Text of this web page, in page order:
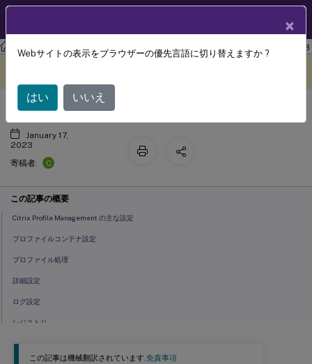
ワークスペース環境管理 Workspace Environment Management 2103
この記事は機械翻訳されています.免責事項
Citrix Profile Management 設定
January 17,
2023
寄稿者:
C
この記事の概要
Citrix Profile Management の主な設定
プロファイルコンテナ設定
プロファイル処理
詳細設定
ログ設定
レジストリ
ファイルシステム
×
Webサイトの表示をブラウザーの優先言語に切り替えますか ?
はい いいえ